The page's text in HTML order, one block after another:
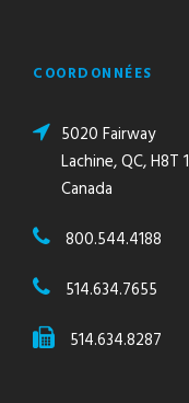
COORDONNÉES
5020 Fairway
Lachine, QC, H8T
Canada
800.544.4188
514.634.7655
514.634.8287